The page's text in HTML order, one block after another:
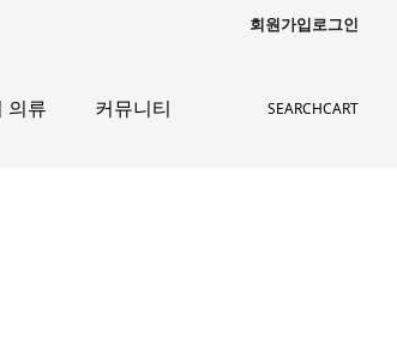
회원가입로그인
의류 커뮤니티 SEARCHCART